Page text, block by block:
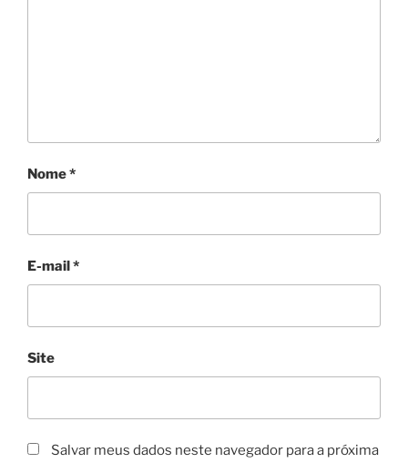
Nome*
E-mail*
Site
Salvar meus dados neste navegador para a próxima